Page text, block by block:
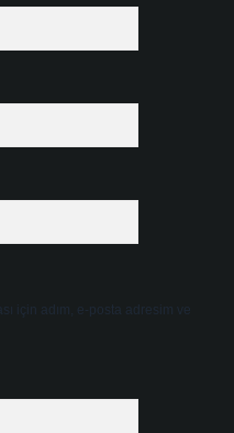
için adım, e-posta adresim ve